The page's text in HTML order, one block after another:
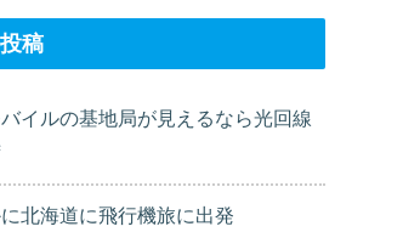
稿
イルの基地局が見えるなら光回線
北海道に飛行機旅に出発